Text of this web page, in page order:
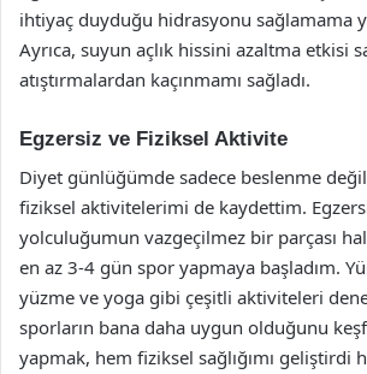
ihtiyaç duyduğu hidrasyonu sağlamama
Ayrıca, suyun açlık hissini azaltma etkisi
atıştırmalardan kaçınmamı sağladı.
Egzersiz ve Fiziksel Aktivite
Diyet günlüğümde sadece beslenme
fiziksel aktivitelerimi de kaydettim.
yolculuğumun vazgeçilmez bir parçası
en az 3-4 gün spor yapmaya başladım.
yüzme ve yoga gibi çeşitli aktiviteleri
sporların bana daha uygun olduğunu
yapmak, hem fiziksel sağlığımı geliştirdi